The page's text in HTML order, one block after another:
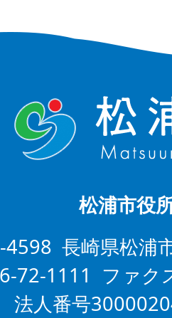
松浦市役
4598 長崎県松浦
72-1111 ファ
法人番号